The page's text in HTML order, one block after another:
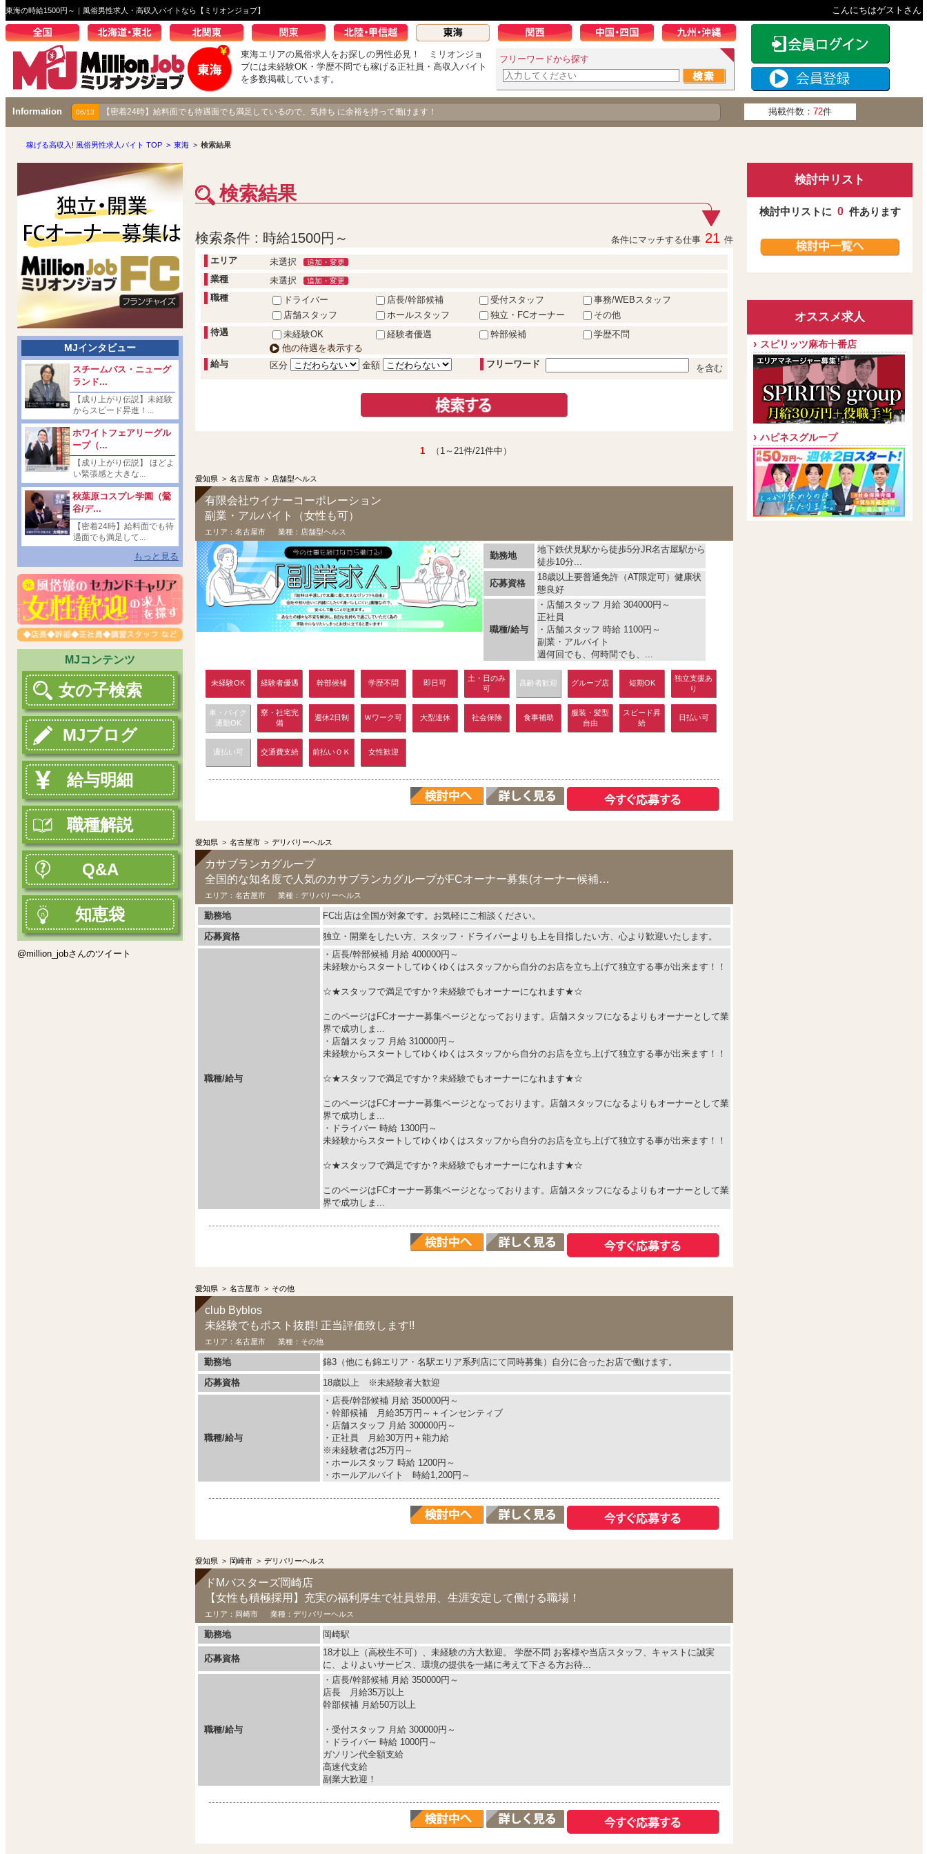
東海の時給1500円～｜風俗男性求人・高収入バイトなら【ミリオンジョブ】 こんにちはゲストさん
東海エリアの風俗求人をお探しの男性必見！ ミリオンジョ
ブには未経験OK・学歴不問でも稼げる正社員・高収入バイト
を多数掲載しています。
フリーワードから探す
Information 03/25 【成り上がり伝説】秋コスグループで着実に昇り続ける男の飽くなき挑戦！
06/13 【密着24時】給料面でも待遇面でも満足しているので、気持ち に余裕を持って働けます！ 掲載件数： 72件
稼げる高収入! 風俗男性求人バイト TOP > 東海 > 検索結果
検索結果
検索条件 : 時給1500円～ 条件にマッチする仕事 21 件
エリア
未選択 追加・変更
業種 未選択 追加・変更
職種 ドライバー 店長/幹部候補 受付スタッフ
事務/WEBスタッフ
店舗スタッフ
ホールスタッフ 独立・FCオーナー
その他
待遇
未経験OK 経験者優遇 幹部候補
学歴不問
他の待遇を表示する
給与
区分 金額 フリーワード を含む
1 （1～21件/21件中）
愛知県 > 名古屋市 > 店舗型ヘルス
有限会社ウイナーコーポレーション
副業・アルバイト（女性も可）
エリア： 名古屋市 業種： 店舗型ヘルス
勤務地
地下鉄伏見駅から徒歩5分JR名古屋駅から
徒歩10分...
応募資格
18歳以上要普通免許（AT限定可）健康状
態良好
職種/給与
・店舗スタッフ 月給 304000円～
正社員
・店舗スタッフ 時給 1100円～
副業・アルバイト
週何回でも、何時間でも、...
未経験OK 経験者優遇 幹部候補 学歴不問 即日可
土・日のみ
可
高齢者歓迎 グループ店 短期OK
独立支援あ
り
車・バイク
通勤OK
寮・社宅完
備
週休2日制 Ｗワーク可 大型連休 社会保険 食事補助
服装・髪型
自由
スピード昇
給
日払い可
週払い可 交通費支給 前払いＯＫ 女性歓迎
愛知県 > 名古屋市 > デリバリーヘルス
カサブランカグループ
全国的な知名度で人気のカサブランカグループがFCオーナー募集(オーナー候補のスタッフも...
エリア： 名古屋市 業種： デリバリーヘルス
勤務地
FC出店は全国が対象です。お気軽にご相談ください。
応募資格
独立・開業をしたい方、スタッフ・ドライバーよりも上を目指したい方、心より歓迎いたします。
職種/給与
・店長/幹部候補 月給 400000円～
未経験からスタートしてゆくゆくはスタッフから自分のお店を立ち上げて独立する事が出来ます！！
☆★スタッフで満足ですか？未経験でもオーナーになれます★☆
このページはFCオーナー募集ページとなっております。店舗スタッフになるよりもオーナーとして業
界で成功しま...
・店舗スタッフ 月給 310000円～
未経験からスタートしてゆくゆくはスタッフから自分のお店を立ち上げて独立する事が出来ます！！
☆★スタッフで満足ですか？未経験でもオーナーになれます★☆
このページはFCオーナー募集ページとなっております。店舗スタッフになるよりもオーナーとして業
界で成功しま...
・ドライバー 時給 1300円～
未経験からスタートしてゆくゆくはスタッフから自分のお店を立ち上げて独立する事が出来ます！！
☆★スタッフで満足ですか？未経験でもオーナーになれます★☆
このページはFCオーナー募集ページとなっております。店舗スタッフになるよりもオーナーとして業
界で成功しま...
愛知県 > 名古屋市 > その他
club Byblos
未経験でもポスト抜群! 正当評価致します!!
エリア： 名古屋市 業種： その他
勤務地
錦3（他にも錦エリア・名駅エリア系列店にて同時募集）自分に合ったお店で働けます。
応募資格
18歳以上 ※未経験者大歓迎
職種/給与
・店長/幹部候補 月給 350000円～
・幹部候補 月給35万円～＋インセンティブ
・店舗スタッフ 月給 300000円～
・正社員 月給30万円＋能力給
※未経験者は25万円～
・ホールスタッフ 時給 1200円～
・ホールアルバイト 時給1,200円～
愛知県 > 岡崎市 > デリバリーヘルス
ドМバスターズ岡崎店
【女性も積極採用】充実の福利厚生で社員登用、生涯安定して働ける職場！
エリア： 岡崎市 業種： デリバリーヘルス
勤務地 岡崎駅
応募資格
18才以上（高校生不可）、未経験の方大歓迎。 学歴不問 お客様や当店スタッフ、キャストに誠実
に、よりよいサービス、環境の提供を一緒に考えて下さる方お待...
職種/給与
・店長/幹部候補 月給 350000円～
店長 月給35万以上
幹部候補 月給50万以上
・受付スタッフ 月給 300000円～
・ドライバー 時給 1000円～
ガソリン代全額支給
高速代支給
副業大歓迎！
MJインタビュー
スチームバス・ニューグ
ランド...
【成り上がり伝説】未経験
からスピード昇進！...
ホワイトフェアリーグル
ープ（...
【成り上がり伝説】 ほどよ
い緊張感と大きな...
秋葉原コスプレ学園（鶯
谷/デ...
【密着24時】給料面でも待
遇面でも満足して...
もっと見る
MJコンテンツ
女の子検索
MJブログ
給与明細
職種解説
Q&A
知恵袋
@million_jobさんのツイート
検討中リスト
検討中リストに 0 件あります
オススメ求人
スピリッツ麻布十番店
ハピネスグループ